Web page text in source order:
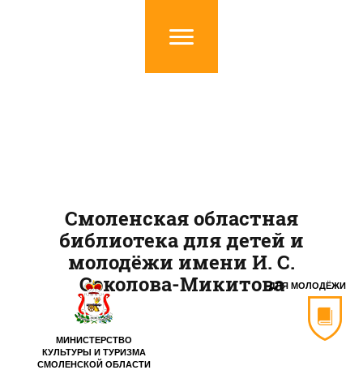
МИНИСТЕРСТВО
КУЛЬТУРЫ И ТУРИЗМА
СМОЛЕНСКОЙ ОБЛАСТИ
ДЛЯ МОЛОДЁЖИ
Смоленская областная
библиотека для детей и
молодёжи имени И. С.
Соколова-Микитова